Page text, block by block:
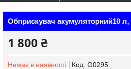
Обприскувач акумуляторний10
1 800 ₴
Немає в наявності Код: G0295